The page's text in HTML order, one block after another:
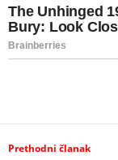
Prethodni članak